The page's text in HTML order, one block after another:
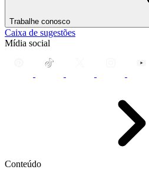
Trabalhe conosco
Caixa de sugestões
Mídia social
Conteúdo